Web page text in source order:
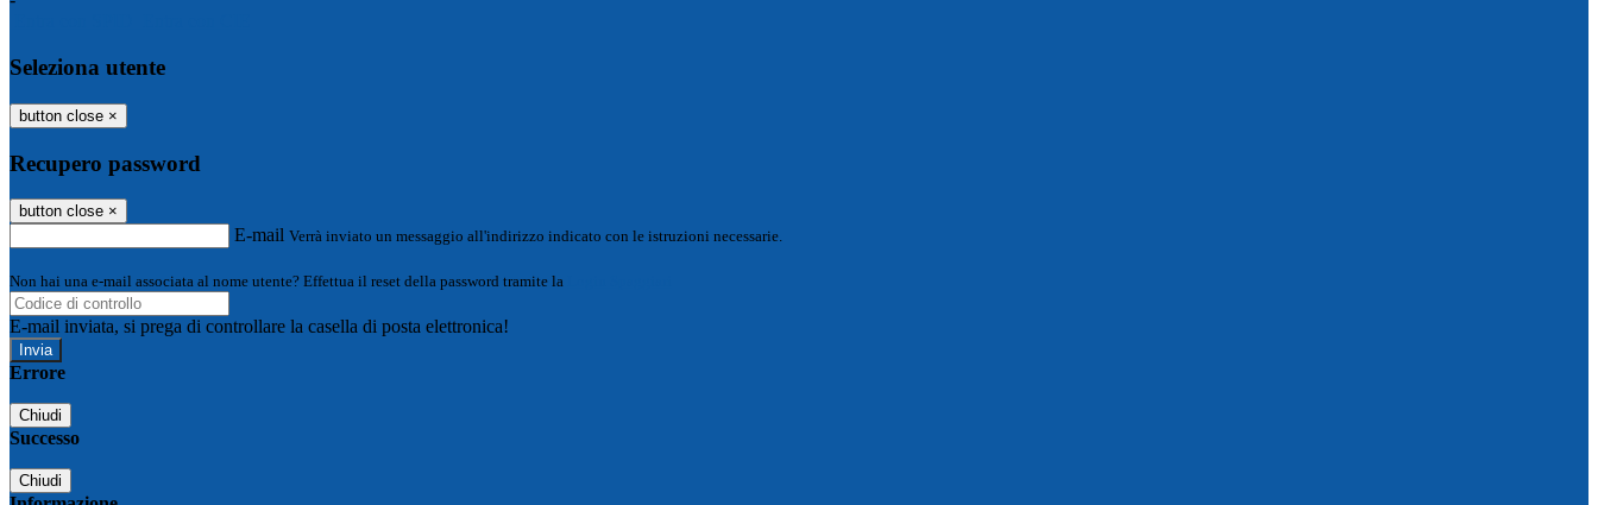
Seleziona utente
button close ×
Recupero password
button close ×
E-mail Verrà inviato un messaggio all'indirizzo indicato con le istruzioni necessarie.
Non hai una e-mail associata al nome utente? Effettua il reset della password tramite la
E-mail inviata, si prega di controllare la casella di posta elettronica!
Errore
Chiudi
Successo
Chiudi